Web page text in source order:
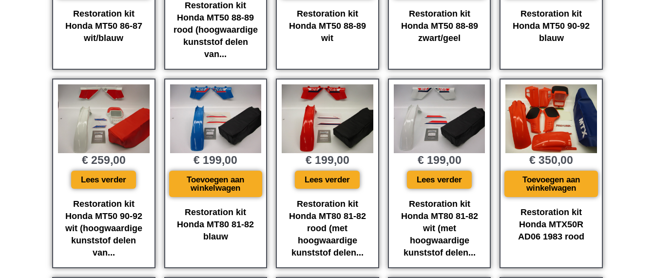
Restoration kit
Honda MT50 86-87
wit/blauw
Restoration kit
Honda MT50 88-89
rood (hoogwaardige
kunststof delen
van...
Restoration kit
Honda MT50 88-89
wit
Restoration kit
Honda MT50 88-89
zwart/geel
Restoration kit
Honda MT50 90-92
blauw
Restoration kit
Honda MT50 90-92
wit (hoogwaardige
kunststof delen
van...
€259,00
Lees verder
Restoration kit
Honda MT80 81-82
blauw
€ 199,00
Toevoegen aan
winkelwagen
Restoration kit
Honda MT80 81-82
rood (met
hoogwaardige
kunststof delen...
€199,00
Lees verder
Restoration kit
Honda MT80 81-82
wit (met
hoogwaardige
kunststof delen...
€199,00
Lees verder
Restoration kit
Honda MTX50R
AD06 1983 rood
€ 350,00
Toevoegen aan
winkelwagen